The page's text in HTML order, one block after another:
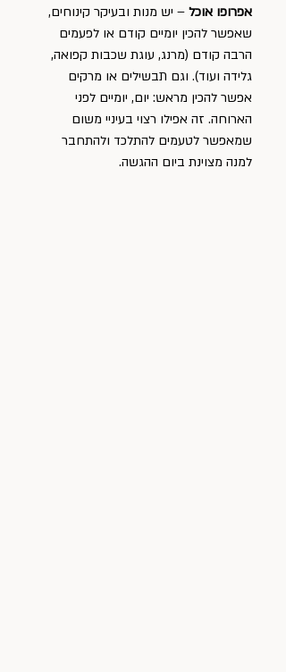
אפרופו אוכל – יש מנות ובעיקר קינוחים,
שאפשר להכין יומיים קודם או לפעמים
הרבה קודם (מרנג, עוגת שכבות קפואה,
גלידה ועוד). וגם תבשילים או מרקים
אפשר להכין מראש: יום, יומיים לפני
הארוחה. זה אפילו רצוי בעיניי משום
שמאפשר לטעמים להתלכד ולהתחבר
למנה מצוינת ביום ההגשה.